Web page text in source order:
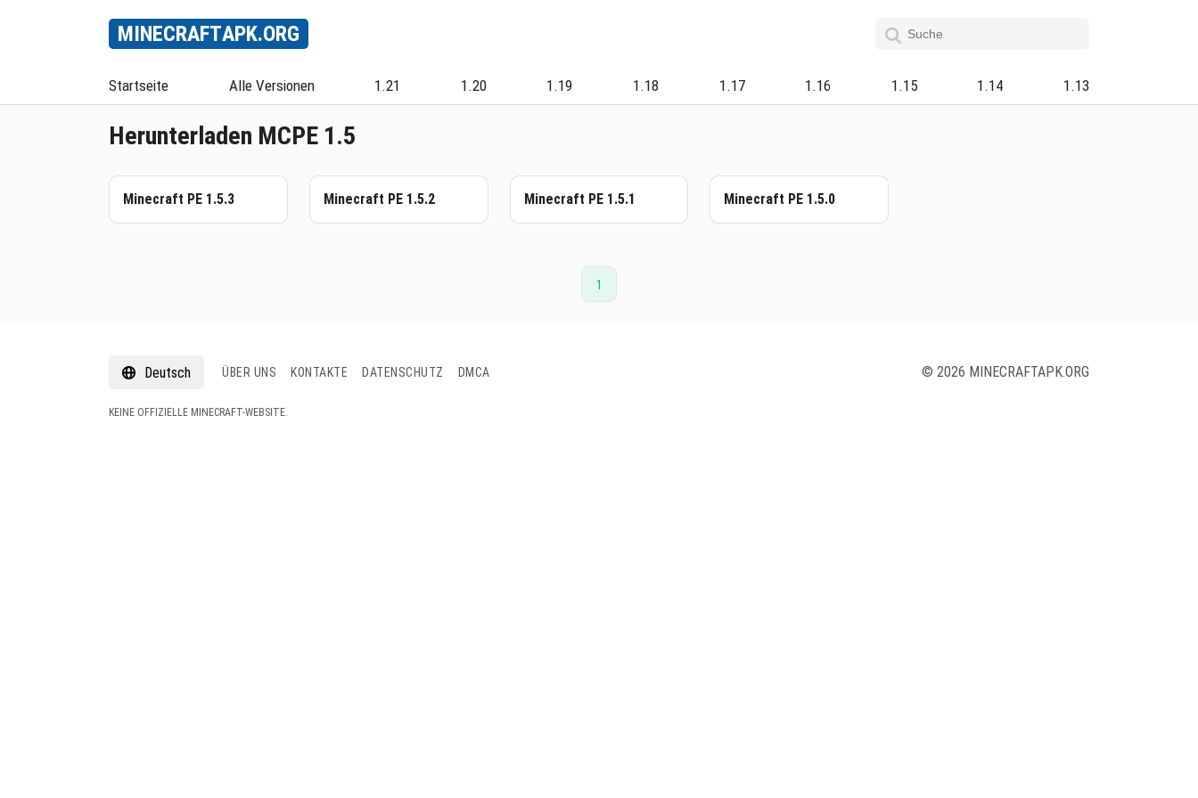
MINECRAFTAPK.ORG
Startseite Alle Versionen 1.21 1.20 1.19 1.18 1.17 1.16 1.15 1.14 1.13
Herunterladen MCPE 1.5
Minecraft PE 1.5.3 Minecraft PE 1.5.2 Minecraft PE 1.5.1 Minecraft PE 1.5.0
1
Deutsch ÜBER UNS KONTAKTE DATENSCHUTZ DMCA © 2026 MINECRAFTAPK.ORG
KEINE OFFIZIELLE MINECRAFT-WEBSITE.